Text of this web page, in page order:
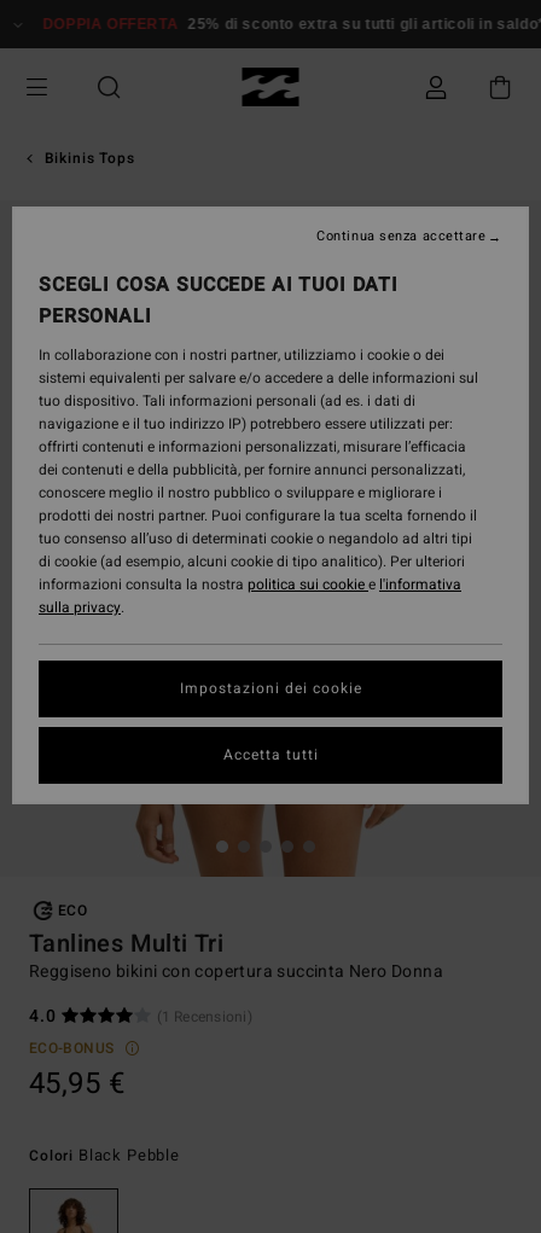
alle
prodotto
DOPPIA OFFERTA 25% di sconto extra su tutti gli articoli in saldo*
Bikinis Tops
ECO
Tanlines Multi Tri
Reggiseno bikini con copertura succinta Nero Donna
4.0
(1 Recensioni)
ECO-BONUS
45,95 €
Colori Black Pebble
SCEGLI COSA SUCCEDE AI TUOI DATI
PERSONALI
In collaborazione con i nostri partner, utilizziamo i cookie o dei
sistemi equivalenti per salvare e/o accedere a delle informazioni sul
tuo dispositivo. Tali informazioni personali (ad es. i dati di
navigazione e il tuo indirizzo IP) potrebbero essere utilizzati per:
offrirti contenuti e informazioni personalizzati, misurare l’efficacia
dei contenuti e della pubblicità, per fornire annunci personalizzati,
conoscere meglio il nostro pubblico o sviluppare e migliorare i
prodotti dei nostri partner. Puoi configurare la tua scelta fornendo il
tuo consenso all’uso di determinati cookie o negandolo ad altri tipi
di cookie (ad esempio, alcuni cookie di tipo analitico). Per ulteriori
informazioni consulta la nostra politica sui cookiee l'informativa
sulla privacy.
Impostazioni dei cookie
Continua senza accettare
Accetta tutti